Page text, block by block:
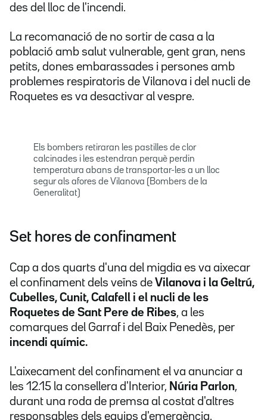
des del lloc de l'incendi.
La recomanació de no sortir de casa a la
població amb salut vulnerable, gent gran, nens
petits, dones embarassades i persones amb
problemes respiratoris de Vilanova i del nucli de
Roquetes es va desactivar al vespre.
Els bombers retiraran les pastilles de clor
calcinades i les estendran perquè perdin
temperatura abans de transportar-les a un lloc
segur als afores de Vilanova (Bombers de la
Generalitat)
Set hores de confinament
Cap a dos quarts d'una del migdia es va aixecar
el confinament dels veïns de Vilanova i la Geltrú,
Cubelles, Cunit, Calafell i el nucli de les
Roquetes de Sant Pere de Ribes, a les
comarques del Garraf i del Baix Penedès, per
incendi químic.
L'aixecament del confinament el va anunciar a
les 12.15 la consellera d'Interior, Núria Parlon,
durant una roda de premsa al costat d'altres
responsables dels equips d'emergència.